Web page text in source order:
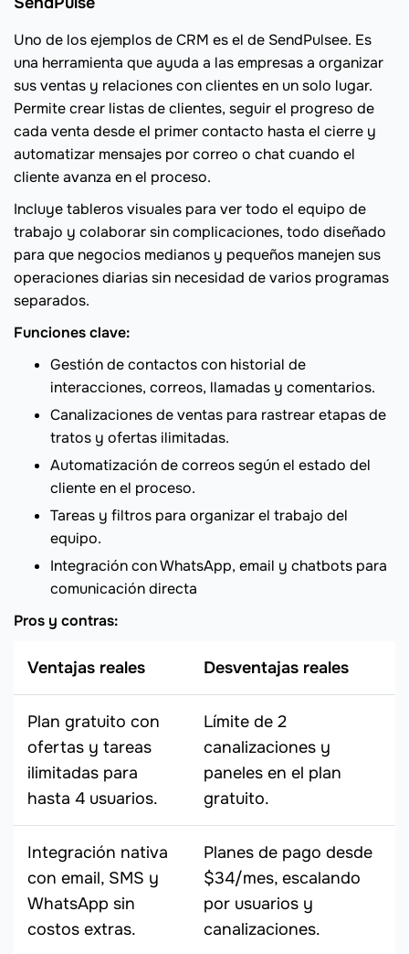
Uno de los ejemplos de CRM es el de SendPulsee. Es
una herramienta que ayuda a las empresas a organizar
sus ventas y relaciones con clientes en un solo lugar.
Permite crear listas de clientes, seguir el progreso de
cada venta desde el primer contacto hasta el cierre y
automatizar mensajes por correo o chat cuando el
cliente avanza en el proceso.
Incluye tableros visuales para ver todo el equipo de
trabajo y colaborar sin complicaciones, todo diseñado
para que negocios medianos y pequeños manejen sus
operaciones diarias sin necesidad de varios programas
separados.
Funciones clave:
Gestión de contactos con historial de
interacciones, correos, llamadas y comentarios.
Canalizaciones de ventas para rastrear etapas de
tratos y ofertas ilimitadas.
Automatización de correos según el estado del
cliente en el proceso.
Tareas y filtros para organizar el trabajo del
equipo.
Integración con WhatsApp, email y chatbots para
comunicación directa
Pros y contras:
Ventajas reales Desventajas reales
Plan gratuito con
ofertas y tareas
ilimitadas para
hasta 4 usuarios.
Límite de 2
canalizaciones y
paneles en el plan
gratuito.
Integración nativa
con email, SMS y
WhatsApp sin
costos extras.
Planes de pago desde
$34/mes, escalando
por usuarios y
canalizaciones.